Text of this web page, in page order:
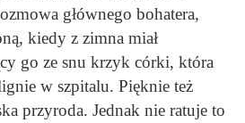
głównego bohatera,
kiedy z zimna miał
go ze snu krzyk córki, która
w szpitalu. Pięknie też
przyroda. Jednak nie ratuje to